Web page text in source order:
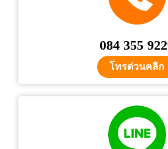
084 355
โทรด่วนคลิก